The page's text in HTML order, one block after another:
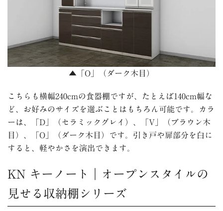
▲「O」（ダーク木目）
こちらも横幅240cmの食器棚ですが、たとえば140cm幅な
ど、お好みのサイズを選ぶことはもちろん可能です。カラ
ーは、「D」（セラミックグレイ）、「V」（ブラウン木
目）、「O」（ダーク木目）です。引き戸や扉部分を白に
すると、軽やかさを演出できます。
KN キーノート｜オープンスタイルの
見せる収納棚シリーズ